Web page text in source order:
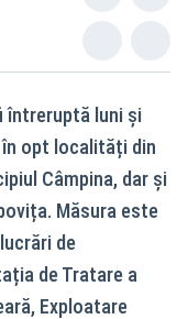
întreruptă luni și
în opt localități din
Câmpina, dar și
Măsura este
de
de Tratare a
Exploatare